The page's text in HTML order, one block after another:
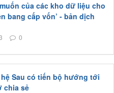
của các kho dữ liệu cho
bang cấp vốn’ - bản dịch
0
Sau có tiến bộ hướng tới
chia sẻ